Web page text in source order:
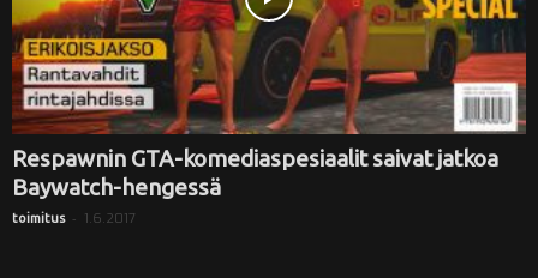
Respawnin GTA-komediaspesiaalit saivat jatkoa
Baywatch-hengessä
toimitus - 1.6.2017